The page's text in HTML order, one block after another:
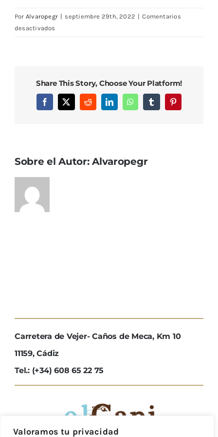
Valoramos tu privacidad
Por Alvaropegr | septiembre 29th, 2022 | Comentarios
desactivados
Share This Story, Choose Your Platform!
Facebook
X RedditLinkedInWhatsAppTumblrPinterest
Sobre el Autor:Alvaropegr
Carretera de Vejer- Caños de Meca, Km 10
11159, Cádiz
Tel.: (+34) 608 65 22 75